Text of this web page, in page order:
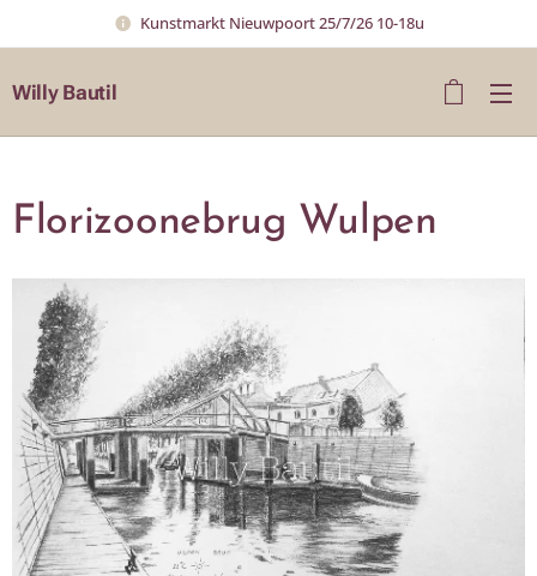
Kunstmarkt Nieuwpoort 25/7/26 10-18u
Willy Bautil
Florizoonebrug Wulpen